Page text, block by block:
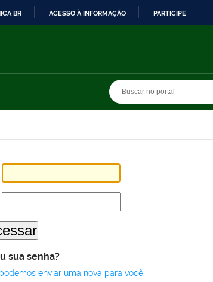
BR ACESSO À INFORMAÇÃO PARTICIPE
sua senha?
podemos enviar uma nova para você